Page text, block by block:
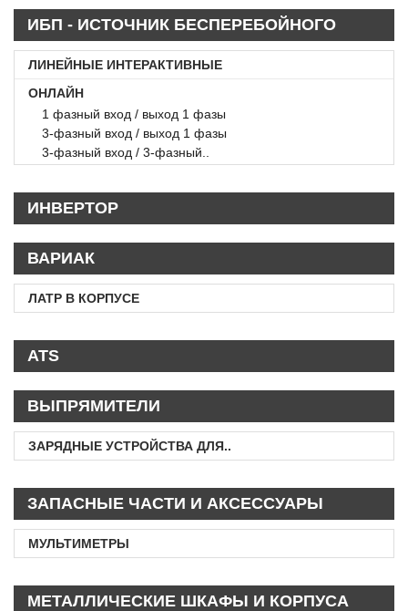
ИБП - ИСТОЧНИК БЕСПЕРЕБОЙНОГО
ПИТАНИЕ
ЛИНЕЙНЫЕ ИНТЕРАКТИВНЫЕ
ОНЛАЙН
1 фазный вход / выход 1 фазы
3-фазный вход / выход 1 фазы
3-фазный вход / 3-фазный..
ИНВЕРТОР
ВАРИАК
ЛАТР В КОРПУСЕ
ATS
ВЫПРЯМИТЕЛИ
ЗАРЯДНЫЕ УСТРОЙСТВА ДЛЯ..
ЗАПАСНЫЕ ЧАСТИ И АКСЕССУАРЫ
МУЛЬТИМЕТРЫ
МЕТАЛЛИЧЕСКИЕ ШКАФЫ И КОРПУСА